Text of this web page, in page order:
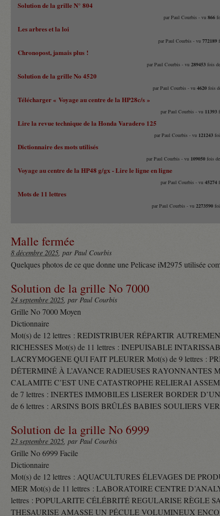
Solution de la grille N° 804
par Paul Courbis - vu866
Les arbres et la loi
par Paul Courbis - vu772189
Chronopost, jamais plus !
par Paul Courbis - vu289453 fois
Solution de la grille No 4520
par Paul Courbis - vu4620 fois
Télécharger « Voyage au centre de la HP28c/s »
par Paul Courbis - vu 11393
Lire la revue technique de la Honda Varadero 125
par Paul Courbis - vu 121243
Dictionnaire des mots utilisés
par Paul Courbis - vu 109050 fois
Voyage au centre de la HP48 g/gx - Lire le ligne en ligne
par Paul Courbis - vu45274
Mots de 11 lettres
par Paul Courbis - vu2273590
Malle fermée
8 décembre 2025, par Paul Courbis
Quelques photos de ce que donne une Pelicase iM2975 utilisée
Solution de la grille No 7000
24 septembre 2025, par Paul Courbis
Grille No 7000 Moyen
Dictionnaire
Mot(s) de 12 lettres : REDISTRIBUER RÉPARTIR
RICHESSES Mot(s) de 11 lettres : INEPUISABLE
LACRYMOGENE QUI FAIT PLEURER Mot(s) de 9 lettres :
DÉTERMINÉ À L’AVANCE RADIEUSES RAYONNANTES
CALAMITE C’EST UNE CATASTROPHE RELIERAI
de 7 lettres : INERTES IMMOBILES LISERER BORDER
de 6 lettres : ARSINS BOIS BRÛLÉS BABIES SOULIERS
Solution de la grille No 6999
23 septembre 2025, par Paul Courbis
Grille No 6999 Facile
Dictionnaire
Mot(s) de 12 lettres : AQUACULTURES ÉLEVAGES DE
MER Mot(s) de 11 lettres : LABORATOIRE CENTRE
lettres : POPULARITE CÉLÉBRITÉ REGULARISE RÈGLE
THESAURISE AMASSE UN PÉCULE VOLUMINEUX